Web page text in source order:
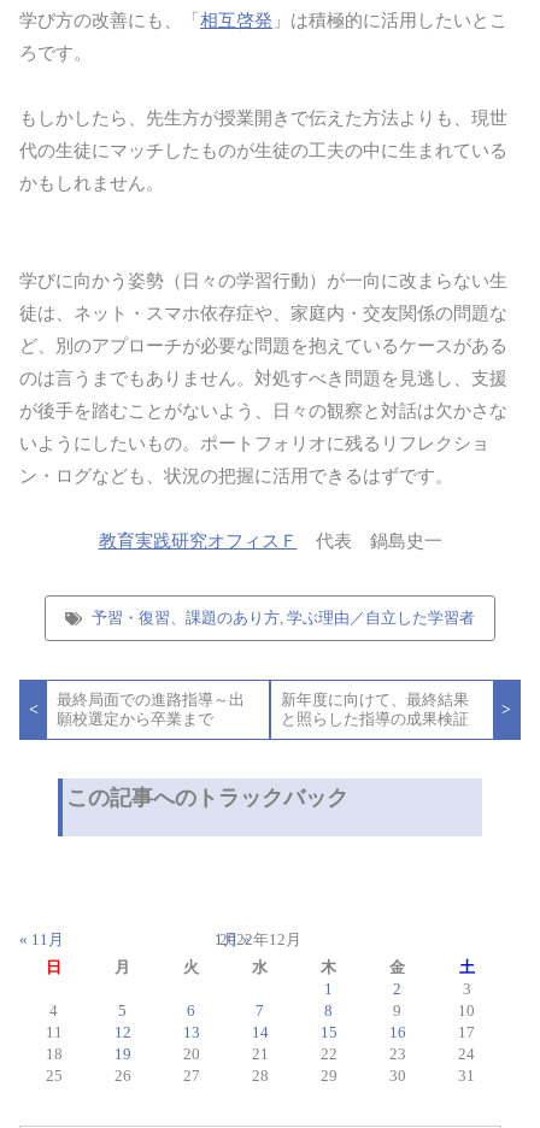
学び方の改善にも、「相互啓発 」は積極的に活用したいとこ
ろです。
もしかしたら、先生方が授業開きで伝えた方法よりも、現世
代の生徒にマッチしたものが生徒の工夫の中に生まれている
かもしれません。
学びに向かう姿勢（日々の学習行動）が一向に改まらない生
徒は、ネット・スマホ依存症や、家庭内・交友関係の問題な
ど、別のアプローチが必要な問題を抱えているケースがある
のは言うまでもありません。対処すべき問題を見逃し、支援
が後手を踏むことがないよう、日々の観察と対話は欠かさな
いようにしたいもの。ポートフォリオに残るリフレクショ
ン・ログなども、状況の把握に活用できるはずです。
教育実践研究オフィスＦ 代表 鍋島史一
予習・復習、課題のあり方 ,学ぶ理由／自立した学習者
稿
ビ
<
最終局面での進路指導～出
願校選定から卒業まで
新年度に向けて、最終結果
と照らした指導の成果検証
>
この記事へのトラックバック
2022年12月
日
月 火 水 木 金
土
1
2
3
4
5 6 7 8 9
10
11
12 13 14 15 16
17
18
19 20 21 22 23
24
25
26 27 28 29 30 31
« 11月 1月 »